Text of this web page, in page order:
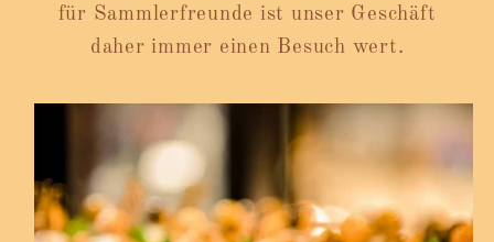
für Sammlerfreunde ist unser Geschäft
daher immer einen Besuch wert.